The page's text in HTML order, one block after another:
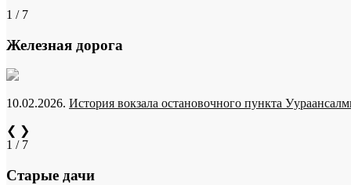
1 / 7
Железная дорога
10.02.2026. История вокзала остановочного пункта
❮ ❯
1 / 7
Старые дачи